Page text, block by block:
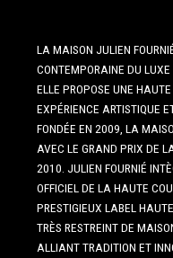
LA MAISON JULIEN
CONTEMPORAINE DU
ELLE PROPOSE UNE
EXPÉRIENCE ARTISTIQUE
FONDÉE EN 2009, LA
AVEC LE GRAND PRIX DE
2010. JULIEN FOURNIÉ
OFFICIEL DE LA HAUTE
PRESTIGIEUX LABEL
TRÈS RESTREINT DE
ALLIANT TRADITION ET